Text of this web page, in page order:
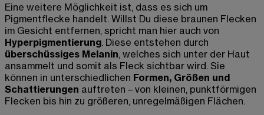
Eine weitere Möglichkeit ist, dass es sich um
Pigmentflecke handelt. Willst Du diese braunen Flecken
im Gesicht entfernen, spricht man hier auch von
Hyperpigmentierung. Diese entstehen durch
überschüssiges Melanin, welches sich unter der Haut
ansammelt und somit als Fleck sichtbar wird. Sie
können in unterschiedlichen Formen, Größen und
Schattierungen auftreten – von kleinen, punktförmigen
Flecken bis hin zu größeren, unregelmäßigen Flächen.